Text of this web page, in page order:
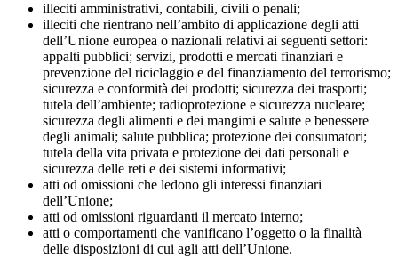
illeciti amministrativi, contabili, civili o penali;
illeciti che rientrano nell’ambito di applicazione degli atti
dell’Unione europea o nazionali relativi ai seguenti settori:
appalti pubblici; servizi, prodotti e mercati finanziari e
prevenzione del riciclaggio e del finanziamento del terrorismo;
sicurezza e conformità dei prodotti; sicurezza dei trasporti;
tutela dell’ambiente; radioprotezione e sicurezza nucleare;
sicurezza degli alimenti e dei mangimi e salute e benessere
degli animali; salute pubblica; protezione dei consumatori;
tutela della vita privata e protezione dei dati personali e
sicurezza delle reti e dei sistemi informativi;
atti od omissioni che ledono gli interessi finanziari
dell’Unione;
atti od omissioni riguardanti il mercato interno;
atti o comportamenti che vanificano l’oggetto o la finalità
delle disposizioni di cui agli atti dell’Unione.